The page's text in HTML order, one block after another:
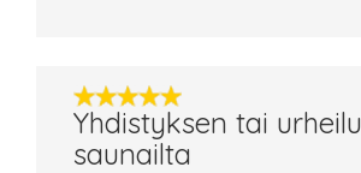
Yhdistyksen tai
saunailta